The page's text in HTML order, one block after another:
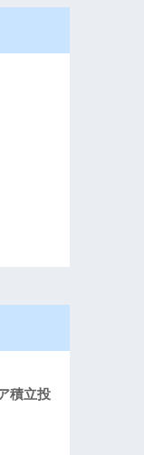
積立投